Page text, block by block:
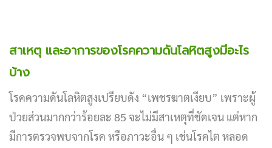
สาเหตุ และอาการของโรคความดันโลหิตสูงมีอะไร
บ้าง
โรคความดันโลหิตสูงเปรียบดัง “เพชรฆาตเงียบ” เพราะผู้
ป่วยส่วนมากกว่าร้อยละ 85 จะไม่มีสาเหตุที่ชัดเจน แต่หาก
มีการตรวจพบจากโรค หรือภาวะอื่น ๆ เช่นโรคไต หลอด